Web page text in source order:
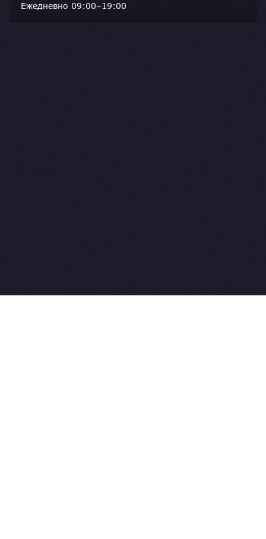
Ежедневно 09:00–19:00